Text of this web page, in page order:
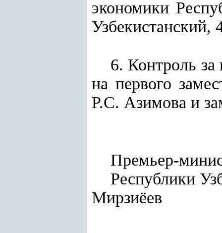
экономики
Узбекистанский,
6. Контроль за
на первого
Р.С. Азимова и
Премьер-
Мирзиёев